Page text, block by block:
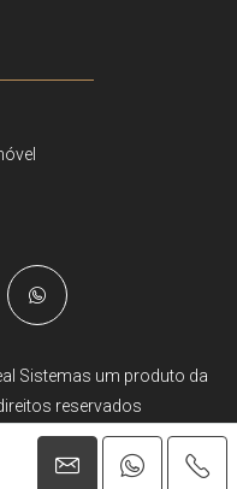
Sistemas um produto da
reservados